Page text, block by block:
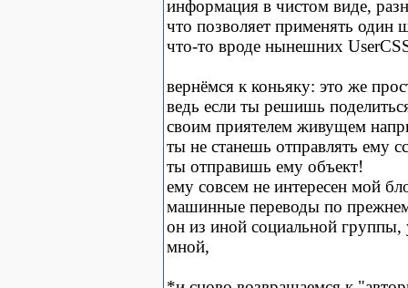
информация в чистом виде,
что позволяет применять один
что-то вроде нынешних
вернёмся к коньяку: это же
ведь если ты решишь
своим приятелем живущем
ты не станешь отправлять ему
ты отправишь ему объект!
ему совсем не интересен мой
машинные переводы по
он из иной социальной
мной,